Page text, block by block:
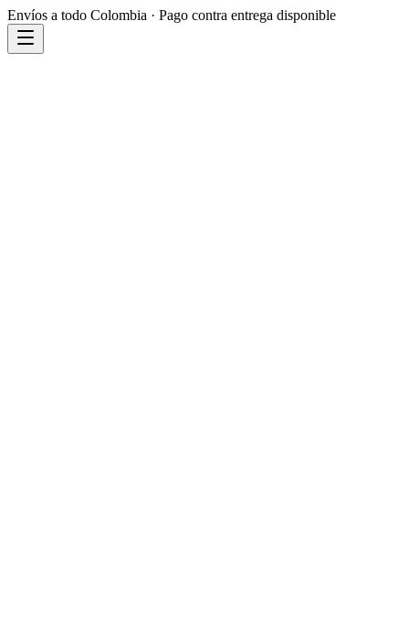
Envíos a todo Colombia · Pago contra entrega disponible